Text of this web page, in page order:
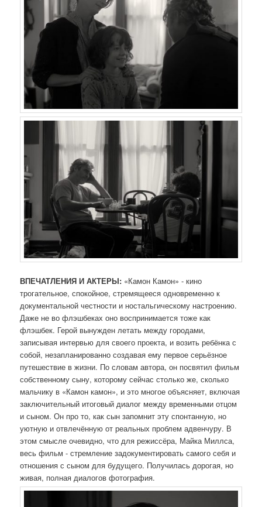
ВПЕЧАТЛЕНИЯ И АКТЕРЫ: «Камон Камон» - кино
трогательное, спокойное, стремящееся одновременно к
документальной честности и ностальгическому настроению.
Даже не во флэшбеках оно воспринимается тоже как
флэшбек. Герой вынужден летать между городами,
записывая интервью для своего проекта, и возить ребёнка с
собой, незапланированно создавая ему первое серьёзное
путешествие в жизни. По словам автора, он посвятил фильм
собственному сыну, которому сейчас столько же, сколько
мальчику в «Камон камон», и это многое объясняет, включая
заключительный итоговый диалог между временными отцом
и сыном. Он про то, как сын запомнит эту спонтанную, но
уютную и отвлечённую от реальных проблем адвенчуру. В
этом смысле очевидно, что для режиссёра, Майка Миллса,
весь фильм - стремление задокументировать самого себя и
отношения с сыном для будущего. Получилась дорогая, но
живая, полная диалогов фотография.